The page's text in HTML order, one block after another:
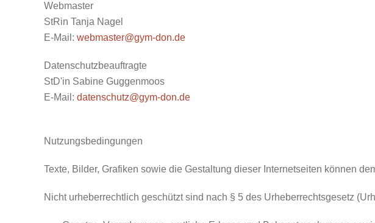
Webmaster
StRin Tanja Nagel
E-Mail: webmaster@gym-don.de
Datenschutzbeauftragte
StD'in Sabine Guggenmoos
E-Mail: datenschutz@gym-don.de
Nutzungsbedingungen
Texte, Bilder, Grafiken sowie die Gestaltung dieser Internetseiten können
Nicht urheberrechtlich geschützt sind nach § 5 des Urheberrechtsgesetz